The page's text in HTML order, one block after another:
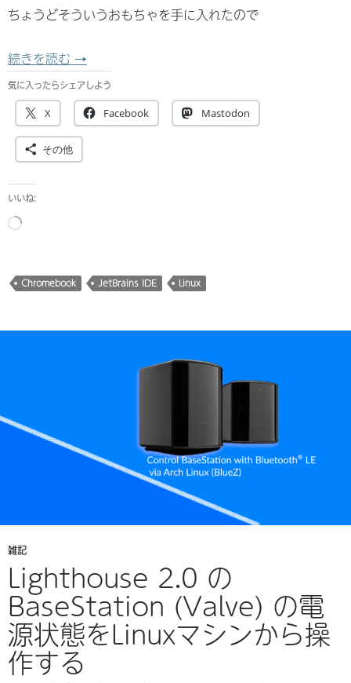
ちょうどそういうおもちゃを手に入れたので
続きを読む AArch64 マシンから JetBrains IDE のリモー
→
気に入ったらシェアしよう
X Facebook Mastodon
その他
いいね:
読
み
中…
Chromebook JetBrains IDE Linux
雑記
Lighthouse 2.0 の
BaseStation (Valve) の電
源状態をLinuxマシンから操
作する